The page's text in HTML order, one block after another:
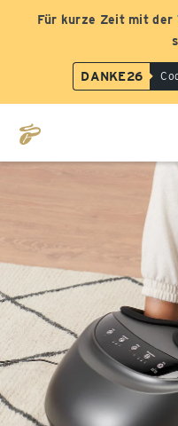
Für kurze Zeit mit der
DANKE26